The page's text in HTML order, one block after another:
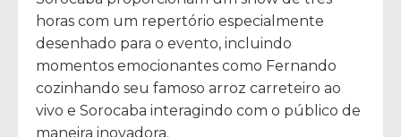
horas com um repertório especialmente
desenhado para o evento, incluindo
momentos emocionantes como Fernando
cozinhando seu famoso arroz carreteiro ao
vivo e Sorocaba interagindo com o público de
maneira inovadora.